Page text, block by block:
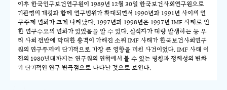
이후 한국인구보건연구원이 1989년 12월 30일 한국보건사회연구원으로
기관명의 개칭과 함께 연구범위가 확대되면서 1990년과 1991년 사이의 연
구주제 변화가 크게 나타났다. 1997년과 1998년은 1997년 IMF 사태로 인
한 연구수요의 변화가 있었음을 알 수 있다. 실직자가 대량 발생하는 등 우
리 사회 전반에 막대한 충격이 가해진 소위 IMF 사태가 한국보건사회연구
원의 연구주제에 단기적으로 가장 큰 영향을 끼친 사건이었다. IMF 사태 이
전의 1980년대까지는 연구원의 연혁에서 볼 수 있는 명칭과 정체성의 변화
가 단기적인 연구 변곡점으로 나타난 것으로 보인다.